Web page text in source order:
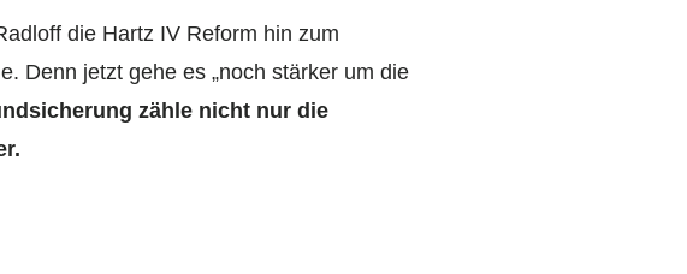
die Hartz IV Reform hin zum
Denn jetzt gehe es „noch stärker um die
zähle nicht nur die